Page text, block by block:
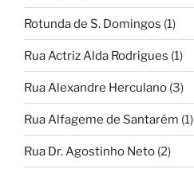
Rotunda de S. Domingos (1)
Rua Actriz Alda Rodrigues (1)
Rua Alexandre Herculano (3)
Rua Alfageme de Santarém (1)
Rua Dr. Agostinho Neto (2)